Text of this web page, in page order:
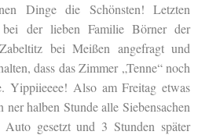
Dinge die Schönsten! Letzten
bei der lieben Familie Börner der
bei Meißen angefragt und
dass das Zimmer „Tenne“ noch
Yippiieeee! Also am Freitag etwas
halben Stunde alle Siebensachen
Auto gesetzt und 3 Stunden später